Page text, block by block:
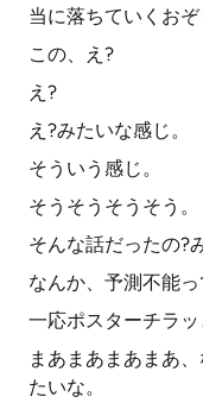
当に落ちていくおぞ
この、え?
え?
え?みたいな感じ。
そういう感じ。
そうそうそうそう。
そんな話だったの?
なんか、予測不能っ
一応ポスターチラッ
まあまあまあまあ
たいな。